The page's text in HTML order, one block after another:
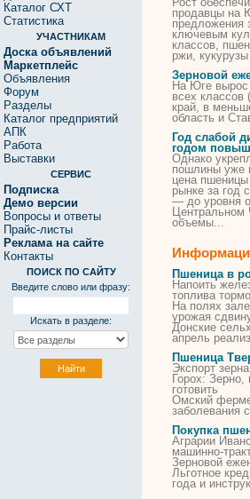
Каталог СХТ
Статистика
УЧАСТНИКАМ
Доска объявлений
Маркетплейс
Объявления
Форум
Разделы
Каталог предприятий
АПК
Работа
Выставки
СЕРВИС
Подписка
Демо версии
Вопросы и ответы
Прайс-листы
Реклама на сайте
Контакты
ПОИСК ПО САЙТУ
Введите слово или фразу:
Искать в разделе:
продавцы на
предложения
ключевым
классов,
ржи,
Зерновой
На Юге вырос
всех классов
край, в
область и
Год слабой
годом
Однако
пошлины уже
цена пшеницы
рынке за год
— до уровня
Центральном
объемы...
Пшеница в
Напоить
топлива
На полях
урожая
Донские
апрель
Пшеница
Экспорт
Горох: Зерно,
готовить
Омский
заболевания
Покупка
Аграрии
машинно-
Зерновой
Льготное
года и